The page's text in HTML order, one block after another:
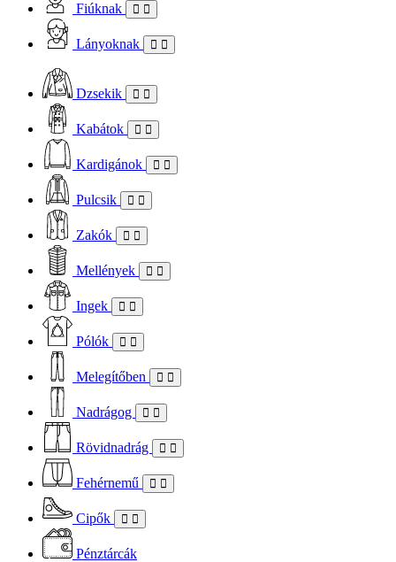
Fiúknak
Lányoknak
Dzsekik
Kabátok
Kardigánok
Pulcsik
Zakók
Mellények
Ingek
Pólók
Melegítőben
Nadrágog
Rövidnadrág
Fehérnemű
Cipők
Pénztárcák